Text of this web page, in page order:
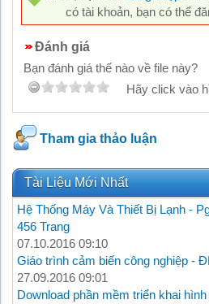
có tài khoản, bạn có thể
Đánh giá
Bạn đánh giá thế nào về file này?
Hãy click vào
Tham gia thảo luận
Tài Liệu Mới Nhất
Hệ Thống Máy Và Thiết Bị Lạnh -
456 Trang
07.10.2016 09:10
Giáo trình cảm biến công nghiệp -
27.09.2016 09:01
Download phần mềm triển khai hình